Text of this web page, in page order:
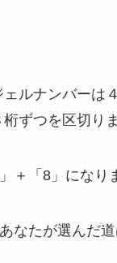
ルナンバーは
ずつを区切りま
＋「8」になり
あなたが選んだ